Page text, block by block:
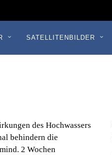
SATELLITENBILDER
des Hochwassers
behindern die
2 Wochen